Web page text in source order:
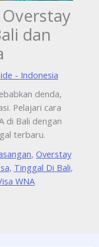
dan
- Indonesia
denda,
Pelajari cara
di Bali dengan
terbaru.
, Overstay
, Tinggal Di Bali,
WNA